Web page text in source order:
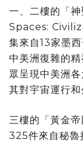
一、二樓的「
Spaces:
集來自13家墨
中美洲復雜的
眾呈現中美洲
其對宇宙運行和
三樓的「黃金
325件來自秘魯